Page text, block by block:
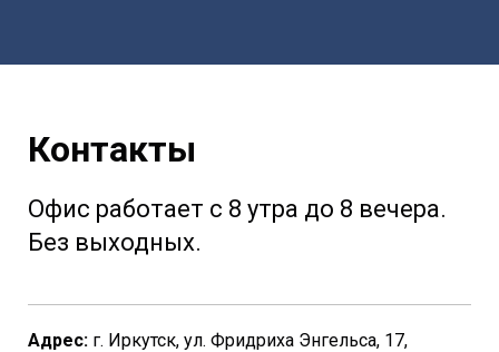
Контакты
Офис работает с 8 утра до 8 вечера.
Без выходных.
Адрес: г. Иркутск, ул. Фридриха Энгельса, 17,